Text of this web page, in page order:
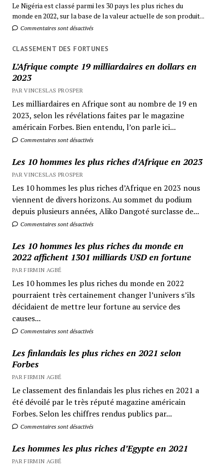
Le Nigéria est classé parmi les 30 pays les plus riches du
monde en 2022, sur la base de la valeur actuelle de son produit...
Commentaires sont désactivés
CLASSEMENT DES FORTUNES
L’Afrique compte 19 milliardaires en dollars en
2023
PAR VINCESLAS PROSPER
Les milliardaires en Afrique sont au nombre de 19 en
2023, selon les révélations faites par le magazine
américain Forbes. Bien entendu, l’on parle ici...
Commentaires sont désactivés
Les 10 hommes les plus riches d’Afrique en 2023
PAR VINCESLAS PROSPER
Les 10 hommes les plus riches d’Afrique en 2023 nous
viennent de divers horizons. Au sommet du podium
depuis plusieurs années, Aliko Dangoté surclasse de...
Commentaires sont désactivés
Les 10 hommes les plus riches du monde en
2022 affichent 1301 milliards USD en fortune
PAR FIRMIN AGBÉ
Les 10 hommes les plus riches du monde en 2022
pourraient très certainement changer l’univers s’ils
décidaient de mettre leur fortune au service des
causes...
Commentaires sont désactivés
Les finlandais les plus riches en 2021 selon
Forbes
PAR FIRMIN AGBÉ
Le classement des finlandais les plus riches en 2021 a
été dévoilé par le très réputé magazine américain
Forbes. Selon les chiffres rendus publics par...
Commentaires sont désactivés
Les hommes les plus riches d’Egypte en 2021
PAR FIRMIN AGBÉ